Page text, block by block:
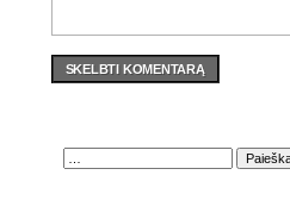
SKELBTI KOMENTARĄ